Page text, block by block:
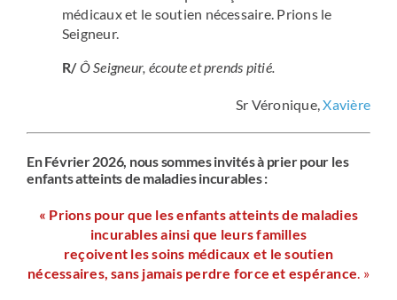
médicaux et le soutien nécessaire. Prions le
Seigneur.
R/Ô Seigneur, écoute et prends pitié.
Sr Véronique,Xavière
En Février 2026, nous sommes invités à prier pour les
enfants atteints de maladies incurables :
« Prions pour que les enfants atteints de maladies
incurables ainsi que leurs familles
reçoivent les soins médicaux et le soutien
nécessaires, sans jamais perdre force et espérance. »